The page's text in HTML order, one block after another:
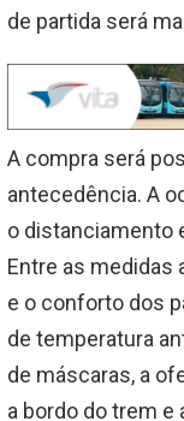
de partida será
A compra será
antecedência. A
o distanciamento
Entre as medidas
e o conforto dos
de temperatura
de máscaras, a
a bordo do trem e